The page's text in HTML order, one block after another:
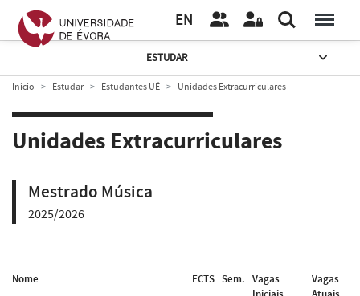
EN
ESTUDAR
Início Estudar Estudantes UÉ Unidades Extracurriculares
Unidades Extracurriculares
Mestrado Música
2025/2026
Nome ECTS Sem. Vagas
Vagas